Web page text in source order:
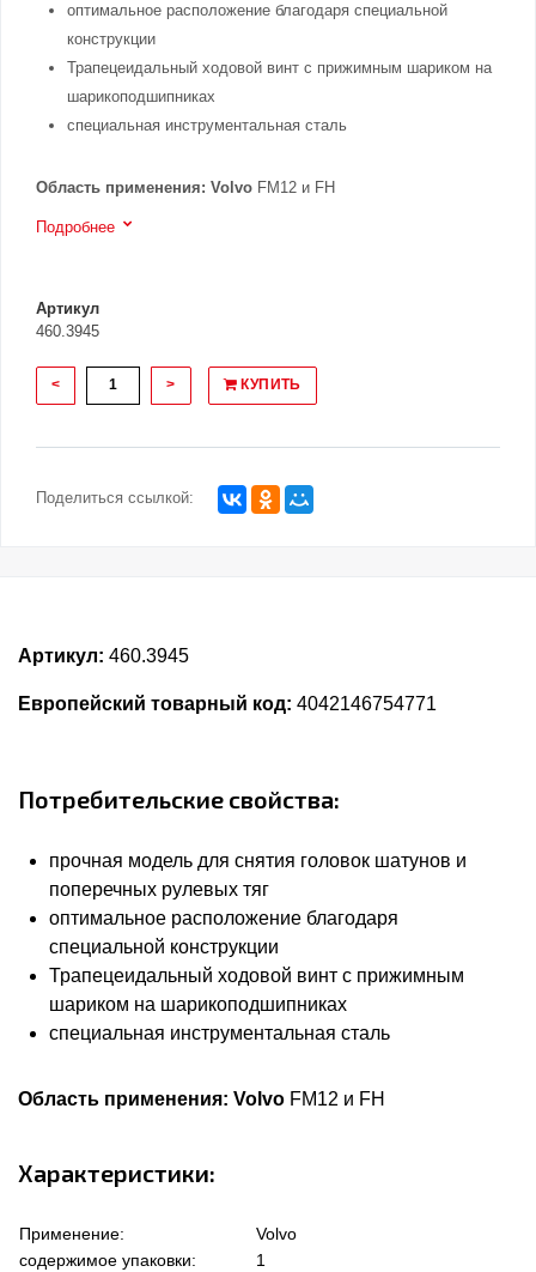
оптимальное расположение благодаря специальной
конструкции
Трапецеидальный ходовой винт с прижимным шариком на
шарикоподшипниках
специальная инструментальная сталь
Область применения: Volvo FM12 и FH
Подробнее
Артикул
460.3945
< > КУПИТЬ
Поделиться ссылкой:
Артикул: 460.3945
Европейский товарный код: 4042146754771
Потребительские свойства:
прочная модель для снятия головок шатунов и
поперечных рулевых тяг
оптимальное расположение благодаря
специальной конструкции
Трапецеидальный ходовой винт с прижимным
шариком на шарикоподшипниках
специальная инструментальная сталь
Область применения: Volvo FM12 и FH
Характеристики:
Применение:
Volvo
содержимое упаковки:
1